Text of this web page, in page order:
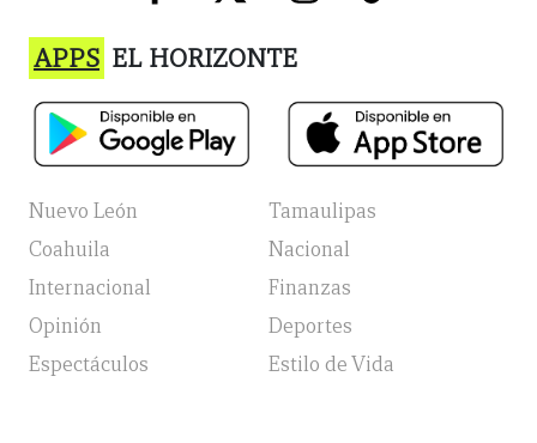
APPS EL HORIZONTE
Nuevo León
Tamaulipas
Coahuila
Nacional
Internacional
Finanzas
Opinión
Deportes
Espectáculos
Estilo de Vida